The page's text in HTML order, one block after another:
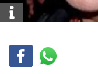
Info
Sdílej